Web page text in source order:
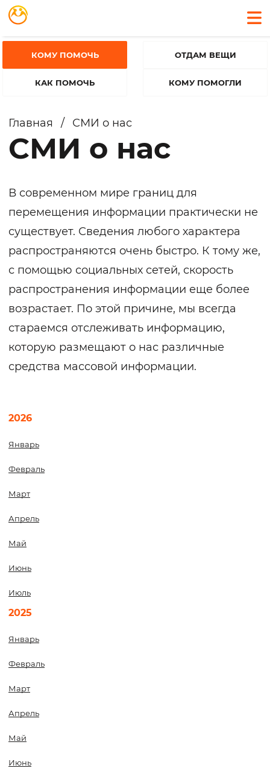
КОМУ ПОМОЧЬ
КАК ПОМОЧЬ
ОТДАМ ВЕЩИ
КОМУ ПОМОГЛИ
Главная / СМИ о нас
СМИ о нас
В современном мире границ для
перемещения информации практически не
существует. Сведения любого характера
распространяются очень быстро. К тому же,
с помощью социальных сетей, скорость
распространения информации еще более
возрастает. По этой причине, мы всегда
стараемся отслеживать информацию,
которую размещают о нас различные
средства массовой информации.
2026
Январь
Февраль
Март
Апрель
Май
Июнь
Июль
2025
Январь
Февраль
Март
Апрель
Май
Июнь